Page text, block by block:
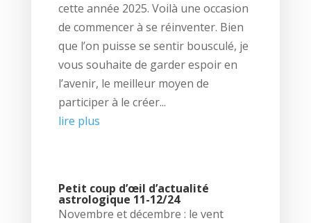
cette année 2025. Voilà une occasion
de commencer à se réinventer. Bien
que l’on puisse se sentir bousculé, je
vous souhaite de garder espoir en
l’avenir, le meilleur moyen de
participer à le créer...
lire plus
Petit coup d’œil d’actualité
astrologique 11-12/24
Novembre et décembre : le vent